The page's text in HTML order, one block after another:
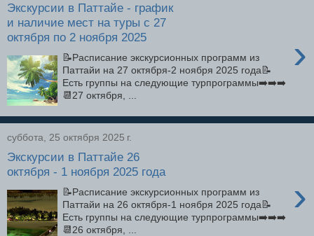
Экскурсии в Паттайе - график
и наличие мест на туры с 27
октября по 2 ноября 2025
›
📝Расписание экскурсионных программ из
Паттайи на 27 октября-2 ноября 2025 года📝
Есть группы на следующие турпрограммы➡️➡️➡️
📆27 октября, ...
суббота, 25 октября 2025 г.
Экскурсии в Паттайе 26
октября - 1 ноября 2025 года
›
📝Расписание экскурсионных программ из
Паттайи на 26 октября-1 ноября 2025 года📝
Есть группы на следующие турпрограммы➡️➡️➡️
📆26 октября, ...